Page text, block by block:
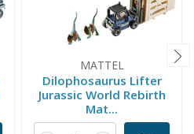
MATTEL
Dilophosaurus Lifter
Jurassic World Rebirth
Mat...